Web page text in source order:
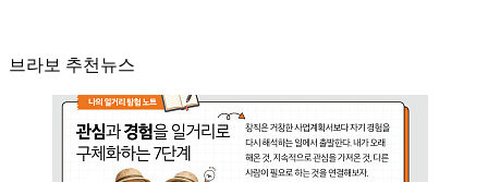
브라보 추천뉴스